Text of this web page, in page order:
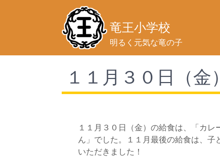
竜王小学校
明るく元気な竜の子
１１月３０日（金
１１月３０日（金）の給食は、「カ
ん」でした。１１月最後の給食は、
いただきました！